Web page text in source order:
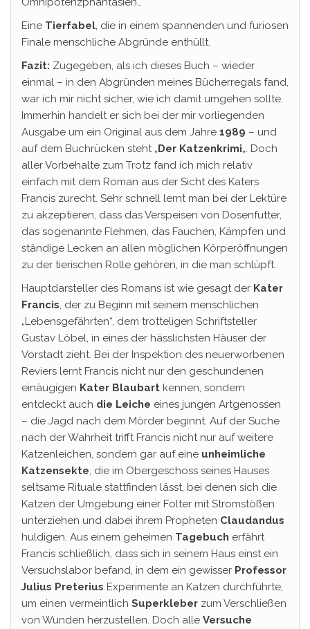
Eine Tierfabel, die in einem spannenden und furiosen
Finale menschliche Abgründe enthüllt.
Fazit: Zugegeben, als ich dieses Buch – wieder
einmal – in den Abgründen meines Bücherregals fand,
war ich mir nicht sicher, wie ich damit umgehen sollte.
Immerhin handelt er sich bei der mir vorliegenden
Ausgabe um ein Original aus dem Jahre 1989 – und
auf dem Buchrücken steht „Der Katzenkrimi„. Doch
aller Vorbehalte zum Trotz fand ich mich relativ
einfach mit dem Roman aus der Sicht des Katers
Francis zurecht. Sehr schnell lernt man bei der Lektüre
zu akzeptieren, dass das Verspeisen von Dosenfutter,
das sogenannte Flehmen, das Fauchen, Kämpfen und
ständige Lecken an allen möglichen Körperöffnungen
zu der tierischen Rolle gehören, in die man schlüpft.
Hauptdarsteller des Romans ist wie gesagt der Kater
Francis, der zu Beginn mit seinem menschlichen
„Lebensgefährten“, dem trotteligen Schriftsteller
Gustav Löbel, in eines der hässlichsten Häuser der
Vorstadt zieht. Bei der Inspektion des neuerworbenen
Reviers lernt Francis nicht nur den geschundenen
einäugigen Kater Blaubart kennen, sondern
entdeckt auch die Leiche eines jungen Artgenossen
– die Jagd nach dem Mörder beginnt. Auf der Suche
nach der Wahrheit trifft Francis nicht nur auf weitere
Katzenleichen, sondern gar auf eine unheimliche
Katzensekte, die im Obergeschoss seines Hauses
seltsame Rituale stattfinden lässt, bei denen sich die
Katzen der Umgebung einer Folter mit Stromstößen
unterziehen und dabei ihrem Propheten Claudandus
huldigen. Aus einem geheimen Tagebuch erfährt
Francis schließlich, dass sich in seinem Haus einst ein
Versuchslabor befand, in dem ein gewisser Professor
Julius Preterius Experimente an Katzen durchführte,
um einen vermeintlich Superkleber zum Verschließen
von Wunden herzustellen. Doch alle Versuche